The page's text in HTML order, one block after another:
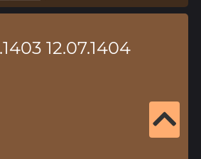
12.07.1404